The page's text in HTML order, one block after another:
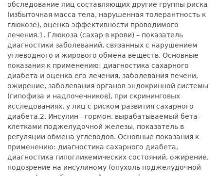
обследование лиц составляющих другие группы риска
(избыточная масса тела, нарушенная толерантность к
глюкозе), оценка эффективности проводимого
лечения.1. Глюкоза (сахар в крови) – показатель
диагностики заболеваний, связанных с нарушением
углеводного и жирового обмена веществ. Основные
показания к применению: диагностика сахарного
диабета и оценка его лечения, заболевания печени,
ожирение, заболевания органов эндокринной системы
(гипофиза и надпочечников), при скрининговых
исследованиях, у лиц с риском развития сахарного
диабета.2. Инсулин - гормон, вырабатываемый бета-
клетками поджелудочной железы, показатель в
регуляции обмена углеводов. Основные показания к
применению: диагностика сахарного диабета,
диагностика гипогликемических состояний, ожирение,
подозрение на инсулиному (опухоль поджелудочной